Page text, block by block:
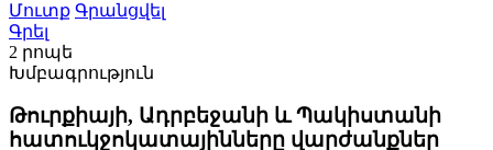
Մուտք Գրանցվել
Գրել
2 րոպե
Խմբագրություն
Թուրքիայի, Ադրբեջանի և Պակիստանի
հատուկջոկատայինները վարժանքներ